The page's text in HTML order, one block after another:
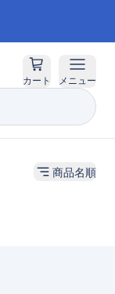
カート メニュー
商品名順